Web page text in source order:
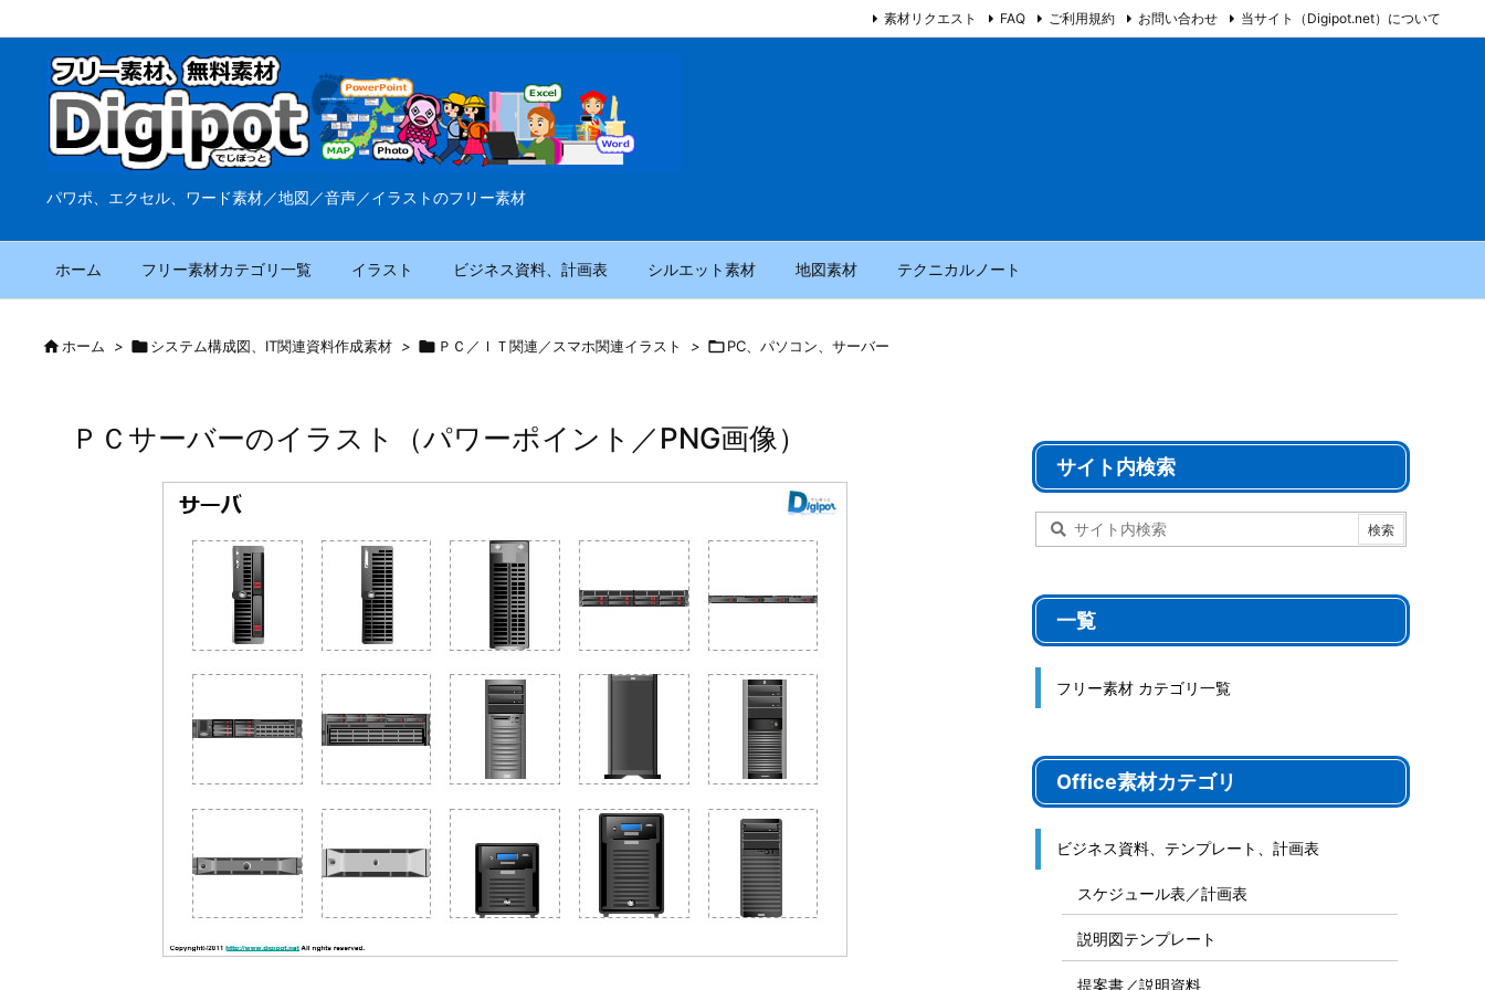
パワポ、エクセル、ワード素材／地図／音声／イラストのフリー素材
ホーム フリー素材カテゴリ一覧 イラスト ビジネス資料、計画表 シルエット素材 地図素材 テクニカルノート
素材リクエスト FAQ ご利用規約 お問い合わせ 当サイト（Digipot.net）について
ホーム > システム構成図、IT関連資料作成素材 >  ＰＣ／ＩＴ関連／スマホ関連イラスト > PC、パソコン、サーバー
ＰＣサーバーのイラスト（パワーポイント／PNG画像）
サイト内検索
一覧
フリー素材 カテゴリ一覧
Office素材カテゴリ
ビジネス資料、テンプレート、計画表
スケジュール表／計画表
説明図テンプレート
提案書／説明資料